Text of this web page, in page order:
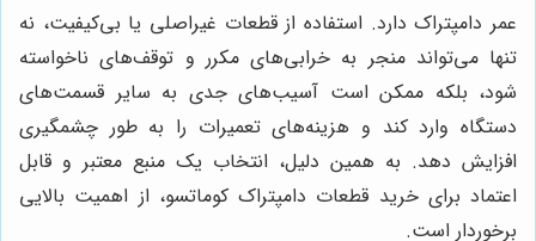
عمر دامپتراک دارد. استفاده از قطعات غیراصلی یا بی‌کیفیت، نه
تنها می‌تواند منجر به خرابی‌های مکرر و توقف‌های ناخواسته
شود، بلکه ممکن است آسیب‌های جدی به سایر قسمت‌های
دستگاه وارد کند و هزینه‌های تعمیرات را به طور چشمگیری
افزایش دهد. به همین دلیل، انتخاب یک منبع معتبر و قابل
اعتماد برای خرید قطعات دامپتراک کوماتسو، از اهمیت بالایی
برخوردار است.